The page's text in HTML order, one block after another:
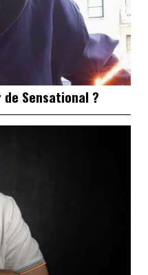
Sensational ?